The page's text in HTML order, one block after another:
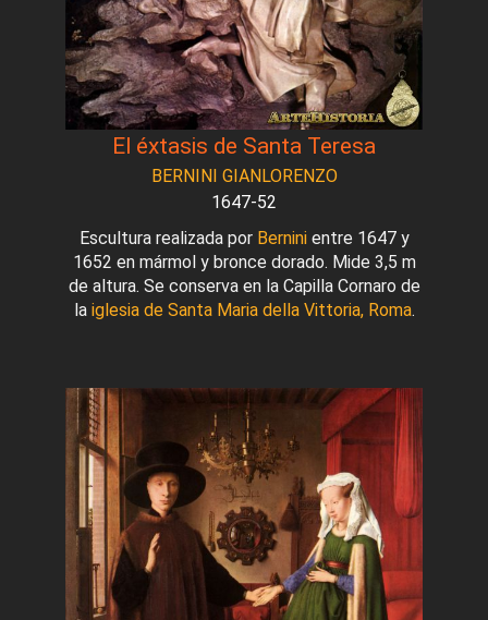
El éxtasis de Santa Teresa
BERNINI GIANLORENZO
1647-52
Escultura realizada por Berninientre 1647 y
1652 en mármol y bronce dorado. Mide 3,5 m
de altura. Se conserva en la Capilla Cornaro de
la iglesia de Santa Maria della Vittoria, Roma.